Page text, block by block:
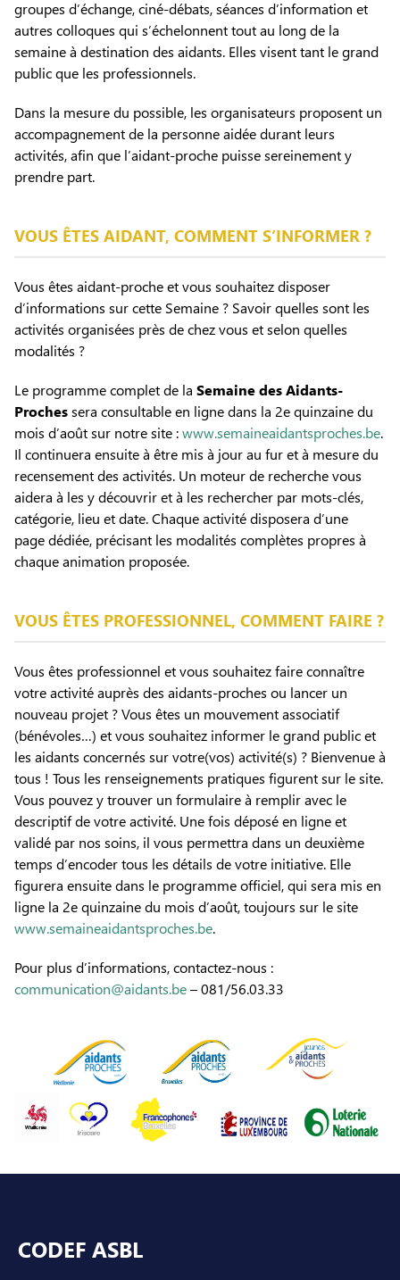
groupes d’échange, ciné-débats, séances d’information et
autres colloques qui s’échelonnent tout au long de la
semaine à destination des aidants. Elles visent tant le grand
public que les professionnels.
Dans la mesure du possible, les organisateurs proposent un
accompagnement de la personne aidée durant leurs
activités, afin que l’aidant-proche puisse sereinement y
prendre part.
VOUS ÊTES AIDANT, COMMENT S’INFORMER ?
Vous êtes aidant-proche et vous souhaitez disposer
d’informations sur cette Semaine ? Savoir quelles sont les
activités organisées près de chez vous et selon quelles
modalités ?
Le programme complet de la Semaine des Aidants-
Prochessera consultable en ligne dans la 2e quinzaine du
mois d’août sur notre site :www.semaineaidantsproches.be.
Il continuera ensuite à être mis à jour au fur et à mesure du
recensement des activités. Un moteur de recherche vous
aidera à les y découvrir et à les rechercher par mots-clés,
catégorie, lieu et date. Chaque activité disposera d’une
page dédiée, précisant les modalités complètes propres à
chaque animation proposée.
VOUS ÊTES PROFESSIONNEL, COMMENT FAIRE ?
Vous êtes professionnel et vous souhaitez faire connaître
votre activité auprès des aidants-proches ou lancer un
nouveau projet ? Vous êtes un mouvement associatif
(bénévoles…) et vous souhaitez informer le grand public et
les aidants concernés sur votre(vos) activité(s) ? Bienvenue à
tous ! Tous les renseignements pratiques figurent sur le site.
Vous pouvez y trouver un formulaire à remplir avec le
descriptif de votre activité. Une fois déposé en ligne et
validé par nos soins, il vous permettra dans un deuxième
temps d’encoder tous les détails de votre initiative. Elle
figurera ensuite dans le programme officiel, qui sera mis en
ligne la 2e quinzaine du mois d’août, toujours sur le site
www.semaineaidantsproches.be.
Pour plus d’informations, contactez-nous :
communication@aidants.be– 081/56.03.33
CODEF ASBL